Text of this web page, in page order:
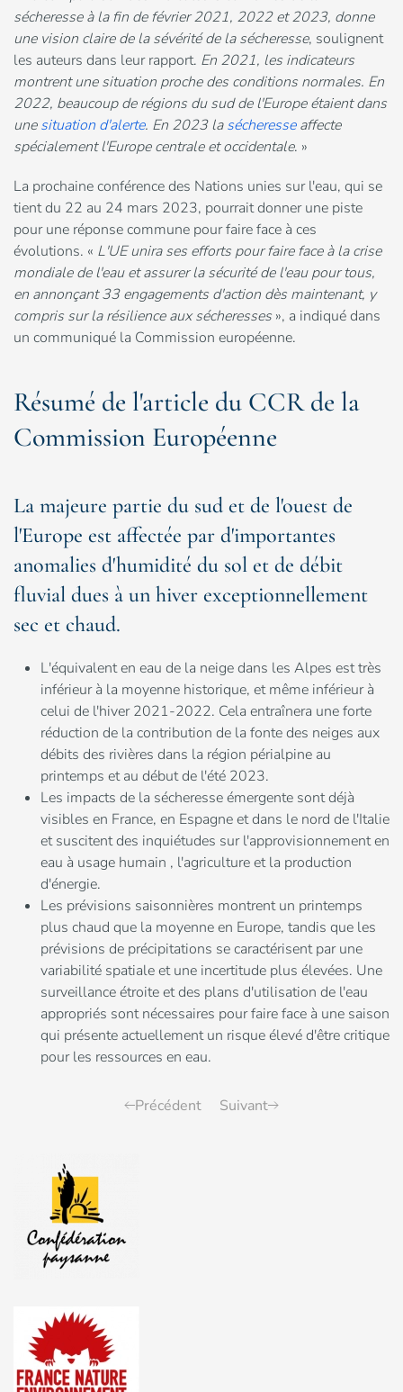
sécheresse à la fin de février 2021, 2022 et 2023, donne
une vision claire de la sévérité de la sécheresse, soulignent
les auteurs dans leur rapport. En 2021, les indicateurs
montrent une situation proche des conditions normales. En
2022, beaucoup de régions du sud de l'Europe étaient dans
unesituation d'alerte. En 2023 lasécheresseaffecte
spécialement l'Europe centrale et occidentale. »
La prochaine conférence des Nations unies sur l'eau, qui se
tient du 22 au 24 mars 2023, pourrait donner une piste
pour une réponse commune pour faire face à ces
évolutions. « L'UE unira ses efforts pour faire face à la crise
mondiale de l'eau et assurer la sécurité de l'eau pour tous,
en annonçant 33 engagements d'action dès maintenant, y
compris sur la résilience aux sécheresses», a indiqué dans
un communiqué la Commission européenne.
Résumé de l'article du CCR de la
Commission Européenne
La majeure partie du sud et de l'ouest de
l'Europe est affectée par d'importantes
anomalies d'humidité du sol et de débit
fluvial dues à un hiver exceptionnellement
sec et chaud.
L'équivalent en eau de la neige dans les Alpes est très
inférieur à la moyenne historique, et même inférieur à
celui de l'hiver 2021-2022. Cela entraînera une forte
réduction de la contribution de la fonte des neiges aux
débits des rivières dans la région périalpine au
printemps et au début de l'été 2023.
Les impacts de la sécheresse émergente sont déjà
visibles en France, en Espagne et dans le nord de l'Italie
et suscitent des inquiétudes sur l'approvisionnement en
eau à usage humain , l'agriculture et la production
d'énergie.
Les prévisions saisonnières montrent un printemps
plus chaud que la moyenne en Europe, tandis que les
prévisions de précipitations se caractérisent par une
variabilité spatiale et une incertitude plus élevées. Une
surveillance étroite et des plans d'utilisation de l'eau
appropriés sont nécessaires pour faire face à une saison
qui présente actuellement un risque élevé d'être critique
pour les ressources en eau.
Précédent Suivant